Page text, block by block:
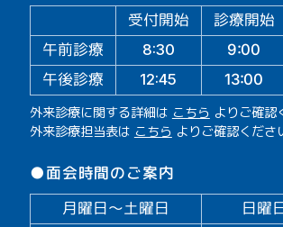
受付開始 診療開始
午前診療
8:30 9:00
午後診療 12:45 13:00
外来診療に関する詳細は こちら よりご確認
外来診療担当表は こちら よりご確認くださ
●面会時間のご案内
月曜日～土曜日 日曜